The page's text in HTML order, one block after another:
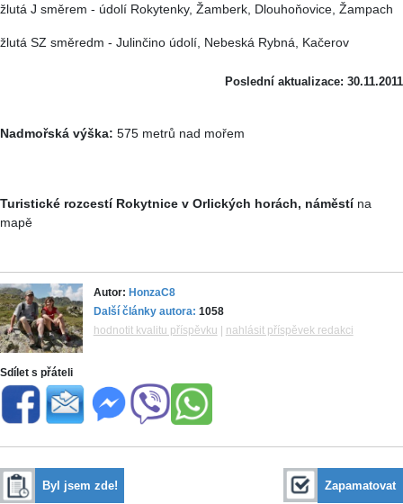
žlutá J směrem - údolí Rokytenky, Žamberk, Dlouhoňovice, Žampach
žlutá SZ směredm - Julinčino údolí, Nebeská Rybná, Kačerov
Poslední aktualizace: 30.11.2011
Nadmořská výška: 575 metrů nad mořem
Turistické rozcestí Rokytnice v Orlických horách, náměstína
mapě
Autor: HonzaC8
Další články autora: 1058
hodnotit kvalitu příspěvku
nahlásit příspěvek redakci
Sdílet s přáteli
Byl jsem zde! Zapamatovat